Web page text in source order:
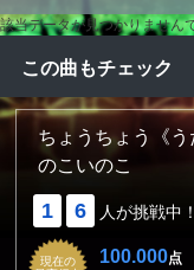
該当データが見つかりません
この曲もチェック
ちょうちょう《う
のこいのこ
1 6 人が挑戦中！
現在の
100.000点